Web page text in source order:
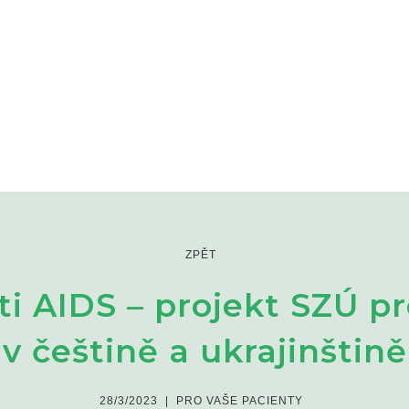
ZPĚT
AIDS – projekt SZÚ
v češtině a ukrajinštině
28/3/2023 | PRO VAŠE PACIENTY